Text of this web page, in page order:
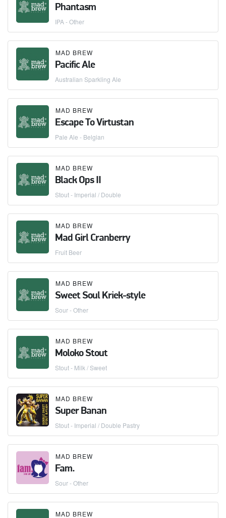
Phantasm
IPA - Other
MAD BREW
Pacific Ale
Australian Sparkling Ale
MAD BREW
Escape To Virtustan
Pale Ale - Belgian
MAD BREW
Black Ops II
Stout - Imperial / Double
MAD BREW
Mad Girl Cranberry
Fruit Beer
MAD BREW
Sweet Soul Kriek-style
Sour - Other
MAD BREW
Moloko Stout
Stout - Milk / Sweet
MAD BREW
Super Banan
Stout - Imperial / Double Pastry
MAD BREW
Fam.
Sour - Other
MAD BREW